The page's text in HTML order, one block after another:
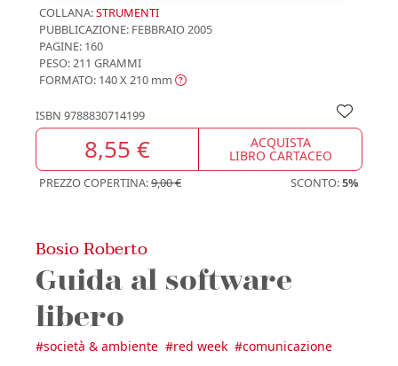
COLLANA:STRUMENTI
PUBBLICAZIONE: FEBBRAIO 2005
PAGINE: 160
PESO: 211 GRAMMI
FORMATO: 140 X 210 mm
ISBN 9788830714199
8,55 € ACQUISTA
LIBRO CARTACEO
PREZZO COPERTINA:9,00 € SCONTO:5%
Bosio Roberto
Guida al software
libero
#società & ambiente #red week #comunicazione